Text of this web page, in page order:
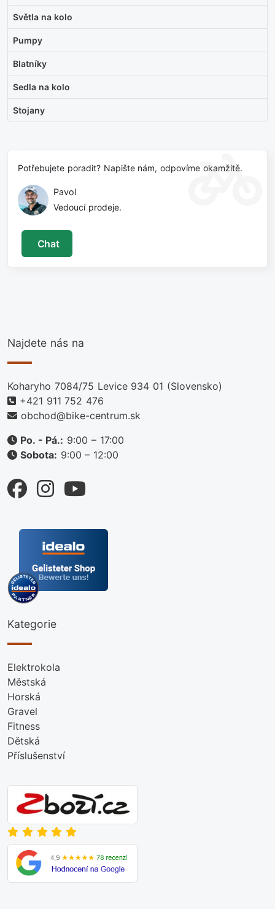
Světla na kolo
Pumpy
Blatníky
Sedla na kolo
Stojany
Potřebujete poradit? Napište nám, odpovíme okamžitě.
Pavol
Vedoucí prodeje.
Chat
Najdete nás na
Koharyho 7084/75 Levice 934 01 (Slovensko)
+421 911 752 476
obchod@bike-centrum.sk
Po. - Pá.: 9:00 – 17:00
Sobota: 9:00 – 12:00
Kategorie
Elektrokola
Městská
Horská
Gravel
Fitness
Dětská
Příslušenství